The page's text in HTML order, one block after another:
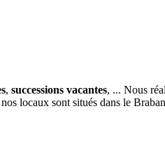
, successions vacantes, ... Nous
nos locaux sont situés dans le